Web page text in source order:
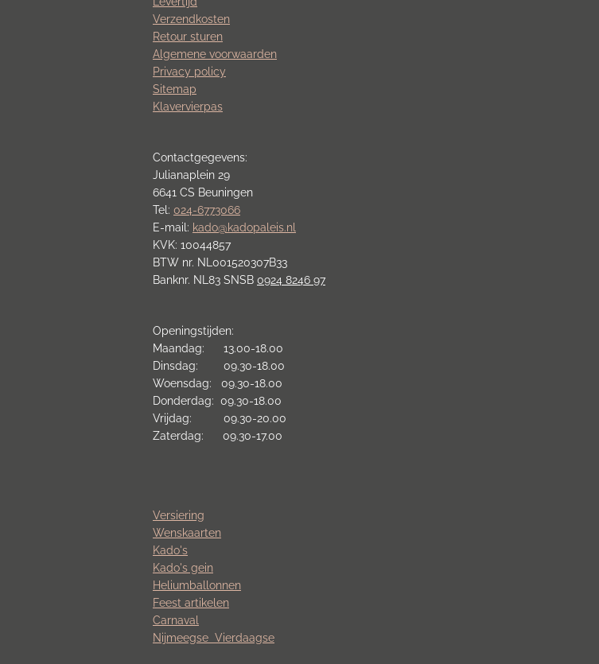
Verzendkosten
Retour sturen
Algemene voorwaarden
Privacy policy
Sitemap
Klavervierpas
Contactgegevens:
Julianaplein 29
6641 CS Beuningen
Tel: 024-6773066
E-mail: kado@kadopaleis.nl
KVK: 10044857
BTW nr. NL001520307B33
Banknr. NL83 SNSB 0924 8246 97
Openingstijden:
Maandag: 13.00-18.00
Dinsdag: 09.30-18.00
Woensdag: 09.30-18.00
Donderdag: 09.30-18.00
Vrijdag: 09.30-20.00
Zaterdag: 09.30-17.00
Versiering
Wenskaarten
Kado's
Kado's gein
Heliumballonnen
Feest artikelen
Carnaval
Nijmeegse Vierdaagse